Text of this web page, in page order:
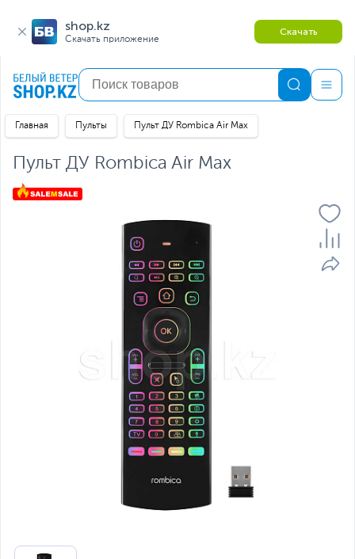
shop.kz
Скачать приложение
Скачать
Главная Пульты Пульт ДУ Rombica Air Max
Пульт ДУ Rombica Air Max